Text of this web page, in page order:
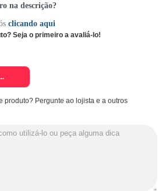
na descrição?
clicando aqui
Seja o primeiro a avaliá-lo!
produto? Pergunte ao lojista e a outros